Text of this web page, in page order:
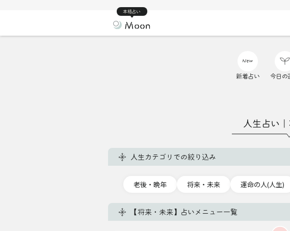
本格占い
新着占い 今日の
人生占い
人生カテゴリでの絞り込み
老後・晩年 将来・未来 運命の人(人生)
【将来・未来】占いメニュー一覧